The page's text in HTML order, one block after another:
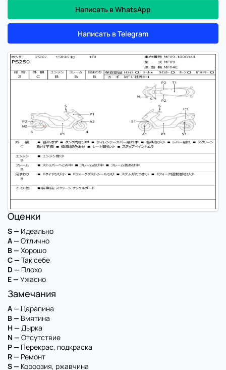
Написать в WhatsApp
Написать в Telegram
Оценки
S — Идеально
A — Отлично
B — Хорошо
C — Так себе
D — Плохо
E — Ужасно
Замечания
A — Царапина
B — Вмятина
H — Дырка
N — Отсутствие
P — Перекрас, подкраска
R — Ремонт
S — Короозия, ржавчина